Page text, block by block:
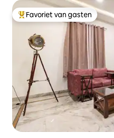
Topfavoriet van gasten
Favoriet van gasten